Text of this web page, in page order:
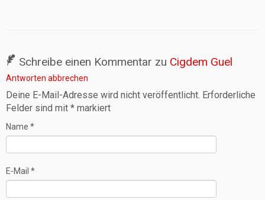
Schreibe einen Kommentar zu Cigdem Guel
Antworten abbrechen
Deine E-Mail-Adresse wird nicht veröffentlicht. Erforderliche
Felder sind mit * markiert
Name *
E-Mail *